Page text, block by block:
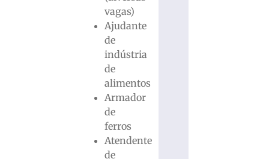
vagas)
Ajudante
de
indústria
de
alimentos
Armador
de
ferros
Atendente
de